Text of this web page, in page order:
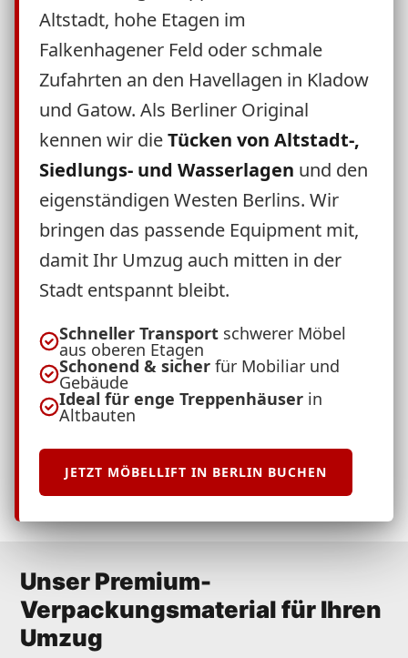
Altstadt, hohe Etagen im
Falkenhagener Feld oder schmale
Zufahrten an den Havellagen in Kladow
und Gatow. Als Berliner Original
kennen wir dieTücken von Altstadt-,
Siedlungs- und Wasserlagen und den
eigenständigen Westen Berlins. Wir
bringen das passende Equipment mit,
damit Ihr Umzug auch mitten in der
Stadt entspannt bleibt.
Schneller Transport schwerer Möbel
aus oberen Etagen
Schonend & sicher für Mobiliar und
Gebäude
Ideal für enge Treppenhäuser in
Altbauten
JETZT MÖBELLIFT IN BERLIN BUCHEN
Unser Premium-
Verpackungsmaterial für Ihren
Umzug